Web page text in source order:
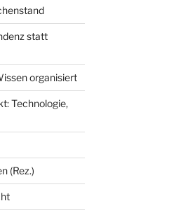
statt
organisiert
Technologie,
(Rez.)